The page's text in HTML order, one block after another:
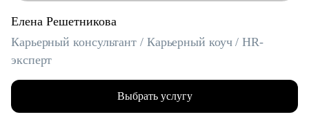
Елена Решетникова
Карьерный консультант / Карьерный коуч / HR-
эксперт
Выбрать услугу